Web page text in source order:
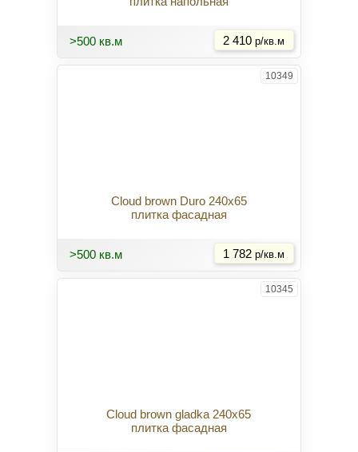
>500 кв.м 2 410 р/кв.м
10349
Cloud brown Duro 240x65
плитка фасадная
>500 кв.м 1 782 р/кв.м
10345
Cloud brown gladka 240x65
плитка фасадная